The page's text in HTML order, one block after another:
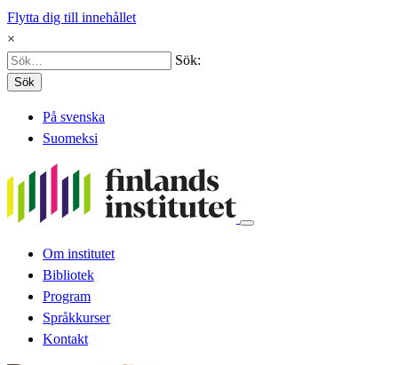
Flytta dig till innehållet
×
Sök:
Sök
På svenska
Suomeksi
Om institutet
Bibliotek
Program
Språkkurser
Kontakt